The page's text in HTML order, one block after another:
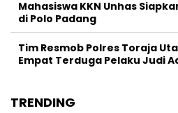
Mahasiswa KKN Unhas
di Polo Padang
Tim Resmob Polres Toraja
Empat Terduga Pelaku Judi
TRENDING